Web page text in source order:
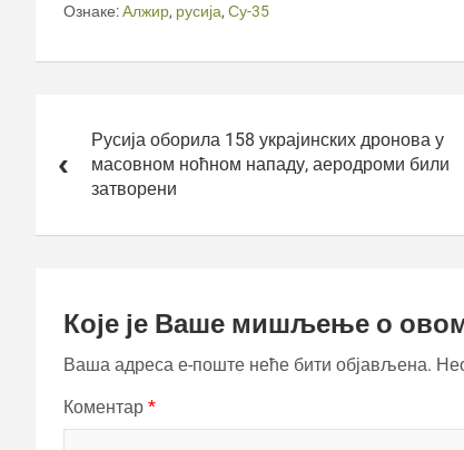
Ознаке:Алжир, русија, Су-35
чланкаРусија оборила 158 украјинских дронова у
масовном ноћном нападу, аеродроми били
затворени
Које је Ваше мишљење о
Ваша адреса е-поште неће бити објављена.
Коментар *